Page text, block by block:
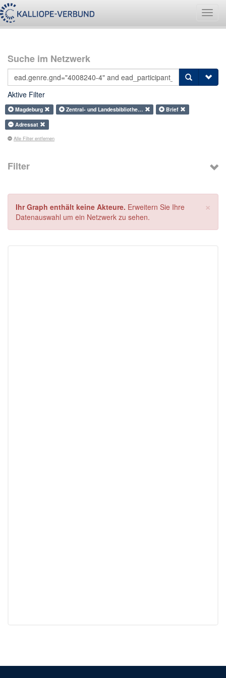
Suche im Netzwerk
Aktive Filter
Magdeburg Zentral- und Landesbibliothe…
Brief
Adressat
Alle Filter entfernen
Filter
×
Ihr Graph enthält keine Akteure. Erweitern Sie Ihre
Datenauswahl um ein Netzwerk zu sehen.